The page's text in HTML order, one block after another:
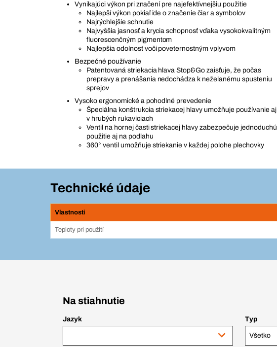
Vynikajúci výkon pri značení pre najefektívnejšiu použitie
Najlepší výkon pokiaľ ide o značenie čiar a symbolov
Najrýchlejšie schnutie
Najvyššia jasnosť a krycia schopnosť vďaka vysokokvalitným
fluorescenčným pigmentom
Najlepšia odolnosť voči poveternostným vplyvom
Bezpečné používanie
Patentovaná striekacia hlava Stop&Go zaisťuje, že počas
prepravy a prenášania nedochádza k neželanému spusteniu
sprejov
Vysoko ergonomické a pohodlné prevedenie
Špeciálna konštrukcia striekacej hlavy umožňuje používanie aj
v hrubých rukaviciach
Ventil na hornej časti striekacej hlavy zabezpečuje jednoduchú
použitie aj na podlahu
360° ventil umožňuje striekanie v každej polohe plechovky
Technické údaje
Vlastnosti
Teploty pri použití
Na stiahnutie
Jazyk Typ
Všetko